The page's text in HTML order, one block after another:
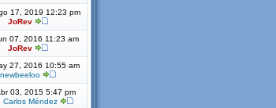
17, 2019 12:23 pm
JoRev
07, 2016 11:23 am
JoRev
27, 2016 10:55 am
newbeeloo
03, 2015 5:47 pm
Carlos Méndez